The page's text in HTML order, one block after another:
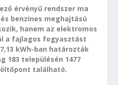
érvényű rendszer ma
benzines meghajtású
hanem az elektromos
a fajlagos fogyasztást
kWh-ban határozták
183 településén 1477
található.